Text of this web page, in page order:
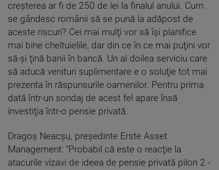
creşterea ar fi de 250 de lei la finalul anului. Cum
se gândesc românii să se pună la adăpost de
aceste riscuri? Cei mai mulţi vor să îşi planifice
mai bine cheltuielile, dar din ce în ce mai puţini vor
să-şi ţină banii în bancă. Un al doilea serviciu care
să aducă venituri suplimentare e o soluţie tot mai
prezenta în răspunsurile oamenilor. Pentru prima
dată într-un sondaj de acest fel apare însă
investiţia într-o pensie privată.
Dragoş Neacşu, preşedinte Erste Asset
Management: "Probabil că este o reacţie la
atacurile vizavi de ideea de pensie privată pilon 2 -